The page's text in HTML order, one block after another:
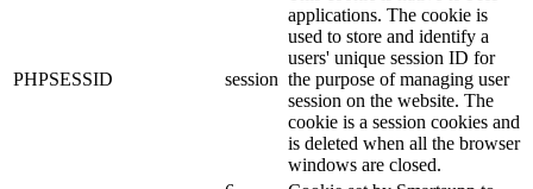
PHPSESSID session
applications. The cookie is
used to store and identify a
users' unique session ID for
the purpose of managing user
session on the website. The
cookie is a session cookies and
is deleted when all the browser
windows are closed.